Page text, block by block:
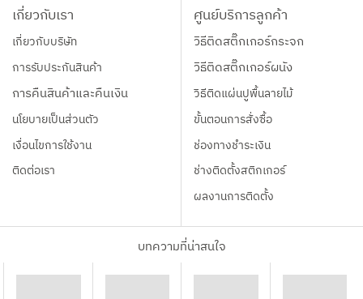
เกี่ยวกับเรา
เกี่ยวกับบริษัท
การรับประกันสินค้า
การคืนสินค้าและคืนเงิน
นโยบายเป็นส่วนตัว
เงื่อนไขการใช้งาน
ติดต่อเรา
ศูนย์บริการลูกค้า
วิธีติดสติ๊กเกอร์กระจก
วิธีติดสติ๊กเกอร์ผนัง
วิธีติดแผ่นปูพื้นลายไม้
ขั้นตอนการสั่งซื้อ
ช่องทางชำระเงิน
ช่างติดตั้งสติกเกอร์
ผลงานการติดตั้ง
บทความที่น่าสนใจ